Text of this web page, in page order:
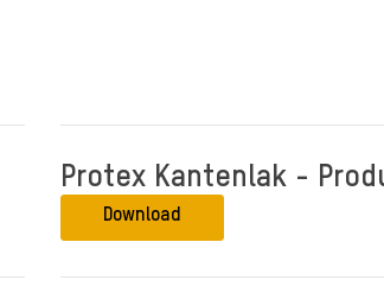
Protex Kantenlak -
Download